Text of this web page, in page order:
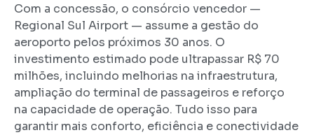
Com a concessão, o consórcio vencedor —
Regional Sul Airport — assume a gestão do
aeroporto pelos próximos 30 anos. O
investimento estimado pode ultrapassar R$ 70
milhões, incluindo melhorias na infraestrutura,
ampliação do terminal de passageiros e reforço
na capacidade de operação. Tudo isso para
garantir mais conforto, eficiência e conectividade